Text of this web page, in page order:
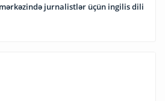
mərkəzində jurnalistlər üçün ingilis dili